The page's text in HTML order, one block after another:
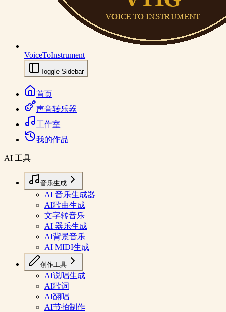
VoiceToInstrument
Toggle Sidebar
首页
声音转乐器
工作室
我的作品
AI 工具
音乐生成
AI 音乐生成器
AI歌曲生成
文字转音乐
AI 器乐生成
AI背景音乐
AI MIDI生成
创作工具
AI说唱生成
AI歌词
AI翻唱
AI节拍制作